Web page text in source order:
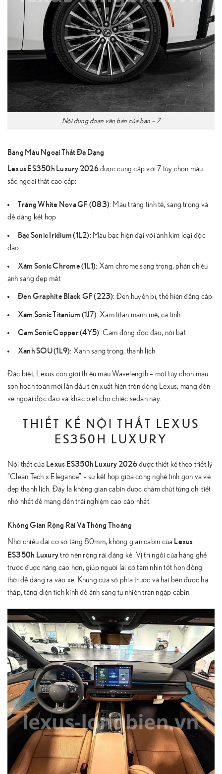
Nội dung đoạn văn bản của bạn – 7
Bảng Màu Ngoại Thất Đa Dạng
Lexus ES350h Luxury 2026được cung cấp với 7 tùy chọn màu
sắc ngoại thất cao cấp:
Trắng White Nova GF (083): Màu trắng tinh tế, sang trọng và
dễ dàng kết hợp
Bạc Sonic Iridium (1L2): Màu bạc hiện đại với ánh kim loại độc
đáo
Xám Sonic Chrome (1L1): Xám chrome sang trọng, phản chiếu
ánh sáng đẹp mắt
Đen Graphite Black GF (223): Đen huyền bí, thể hiện đẳng cấp
Xám Sonic Titanium (1J7): Xám titan mạnh mẽ, cá tính
Cam Sonic Copper (4Y5): Cam đồng độc đáo, nổi bật
Xanh SOU (1L9): Xanh sang trọng, thanh lịch
Đặc biệt, Lexus còn giới thiệu màu Wavelength – một tùy chọn màu
sơn hoàn toàn mới lần đầu tiên xuất hiện trên dòng Lexus, mang đến
vẻ ngoài độc đáo và khác biệt cho chiếc sedan này.
THIẾT KẾ NỘI THẤT LEXUS
ES350H LUXURY
Nội thất của Lexus ES350h Luxury 2026được thiết kế theo triết lý
“Clean Tech x Elegance” – sự kết hợp giữa công nghệ tinh gọn và vẻ
đẹp thanh lịch. Đây là không gian cabin được chăm chút từng chi tiết
nhỏ nhất để mang đến trải nghiệm cao cấp nhất.
Không Gian Rộng Rãi Và Thông Thoáng
Nhờ chiều dài cơ sở tăng 80mm, không gian cabin của Lexus
ES350h Luxurytrở nên rộng rãi đáng kể. Vị trí ngồi của hàng ghế
trước được nâng cao hơn, giúp người lái có tầm nhìn tốt hơn đồng
thời dễ dàng ra vào xe. Khung cửa sổ phía trước và hai bên được hạ
thấp, tăng diện tích kính để ánh sáng tự nhiên tràn ngập cabin.